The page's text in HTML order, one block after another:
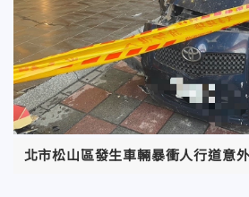
北市松山區發生車輛暴衝人行道意